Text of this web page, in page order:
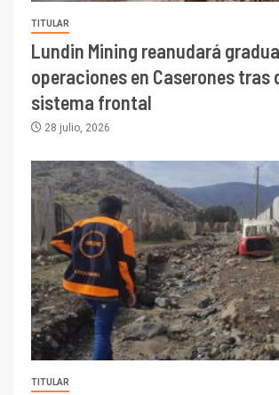
TITULAR
Lundin Mining reanudará
operaciones en Caserones tras
sistema frontal
28 julio, 2026
TITULAR